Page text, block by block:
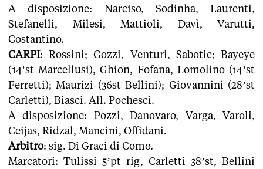
A disposizione: Narciso, Sodinha, Laurenti,
Stefanelli, Milesi, Mattioli, Davì, Varutti,
Costantino.
CARPI: Rossini; Gozzi, Venturi, Sabotic; Bayeye
(14’st Marcellusi), Ghion, Fofana, Lomolino (14’st
Ferretti); Maurizi (36st Bellini); Giovannini (28’st
Carletti), Biasci. All. Pochesci.
A disposizione: Pozzi, Danovaro, Varga, Varoli,
Ceijas, Ridzal, Mancini, Offidani.
Arbitro: sig. Di Graci di Como.
Marcatori: Tulissi 5’pt rig, Carletti 38’st, Bellini